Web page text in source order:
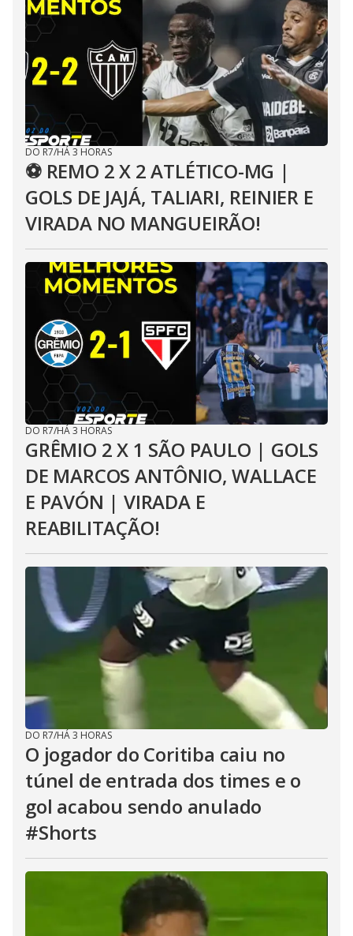
DO R7/HÁ 3 HORAS
⚽ REMO 2 X 2 ATLÉTICO-MG |
GOLS DE JAJÁ, TALIARI, REINIER E
VIRADA NO MANGUEIRÃO!
DO R7/HÁ 3 HORAS
GRÊMIO 2 X 1 SÃO PAULO | GOLS
DE MARCOS ANTÔNIO, WALLACE
E PAVÓN | VIRADA E
REABILITAÇÃO!
DO R7/HÁ 3 HORAS
O jogador do Coritiba caiu no
túnel de entrada dos times e o
gol acabou sendo anulado
#Shorts